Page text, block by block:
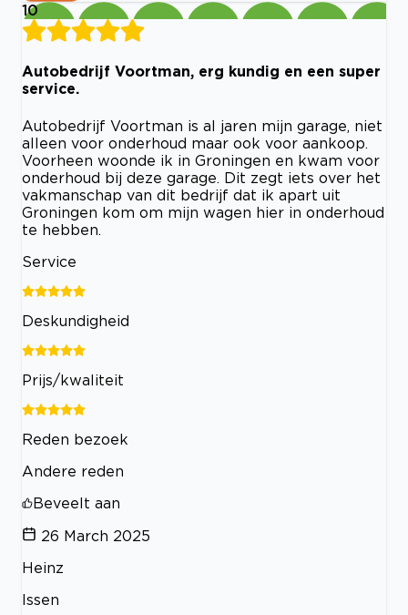
10
Autobedrijf Voortman, erg kundig en een super
service.
Autobedrijf Voortman is al jaren mijn garage, niet
alleen voor onderhoud maar ook voor aankoop.
Voorheen woonde ik in Groningen en kwam voor
onderhoud bij deze garage. Dit zegt iets over het
vakmanschap van dit bedrijf dat ik apart uit
Groningen kom om mijn wagen hier in onderhoud
te hebben.
Service
Deskundigheid
Prijs/kwaliteit
Reden bezoek
Andere reden
Beveelt aan
26 March 2025
Heinz
Issen